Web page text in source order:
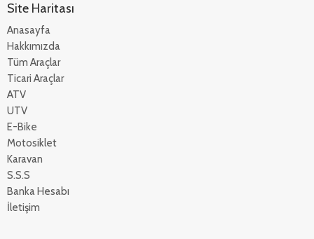
Site Haritası
Anasayfa
Hakkımızda
Tüm Araçlar
Ticari Araçlar
ATV
UTV
E-Bike
Motosiklet
Karavan
S.S.S
Banka Hesabı
İletişim